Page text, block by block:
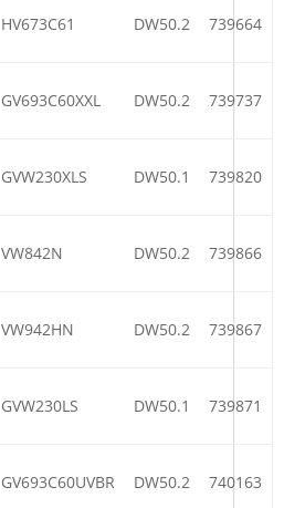
HV673C61 DW50.2 739664
GV693C60XXL DW50.2 739737
GVW230XLS DW50.1 739820
VW842N DW50.2 739866
VW942HN DW50.2 739867
GVW230LS DW50.1 739871
GV693C60UVBR DW50.2 740163